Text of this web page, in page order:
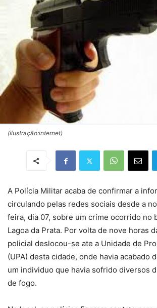
(ilustração:internet)
A Polícia Militar acaba de confirmar a
circulando pelas redes sociais desde a
feira, dia 07, sobre um crime ocorrido no
Lagoa da Prata. Por volta de nove horas
policial deslocou-se ate a Unidade de
(UPA) desta cidade, onde havia acabado
um individuo que havia sofrido diversos
de fogo.